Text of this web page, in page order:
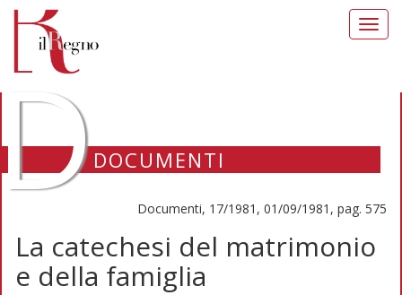
DOCUMENTI
Documenti, 17/1981, 01/09/1981, pag. 575
La catechesi del matrimonio
e della famiglia